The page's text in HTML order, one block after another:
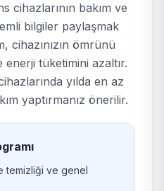
cihazlarının bakım ve
bilgiler paylaşmak
cihazınızın ömrünü
tüketimini azaltır.
yılda en az
yaptırmanız önerilir.
temizliği ve genel